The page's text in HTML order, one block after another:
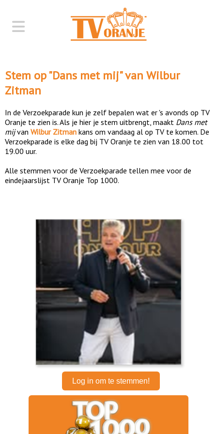
Stem op "Dans met mij" van Wilbur
Zitman
In de Verzoekparade kun je zelf bepalen wat er 's avonds op TV
Oranje te zien is. Als je hier je stem uitbrengt, maakt Dans met
mijvan Wilbur Zitman kans om vandaag al op TV te komen. De
Verzoekparade is elke dag bij TV Oranje te zien van 18.00 tot
19.00 uur.
Alle stemmen voor de Verzoekparade tellen mee voor de
eindejaarslijst TV Oranje Top 1000.
Log in om te stemmen!